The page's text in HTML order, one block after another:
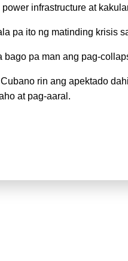
infrastructure at
pa ito ng matinding krisis
bago pa man ang pag-
rin ang apektado
at pag-aaral.